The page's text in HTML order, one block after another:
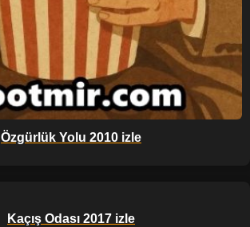
Özgürlük Yolu 2010 izle
Kaçış Odası 2017 izle